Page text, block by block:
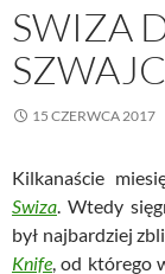
SWIZA
15 CZERWCA 2017
Kilkanaście
Swiza. Wtedy
był najbardziej
Knife, od którego